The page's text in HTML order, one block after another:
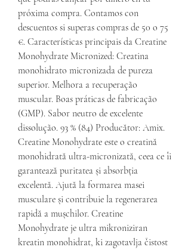
próxima compra. Contamos con
descuentos si superas compras de 50 o 75
€. Características principais da Creatine
Monohydrate Micronized: Creatina
monohidrato micronizada de pureza
superior. Melhora a recuperação
muscular. Boas práticas de fabricação
(GMP). Sabor neutro de excelente
dissolução. 93 % (84) Producător: Amix.
Creatine Monohydrate este o creatină
monohidrată ultra-micronizată, ceea ce îi
garantează puritatea și absorbția
excelentă. Ajută la formarea masei
musculare și contribuie la regenerarea
rapidă a mușchilor. Creatine
Monohydrate je ultra mikroniziran
kreatin monohidrat, ki zagotavlja čistost